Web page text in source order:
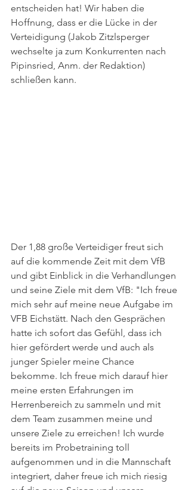
entscheiden hat! Wir haben die
Hoffnung, dass er die Lücke in der
Verteidigung (Jakob Zitzlsperger
wechselte ja zum Konkurrenten nach
Pipinsried, Anm. der Redaktion)
schließen kann.
Der 1,88 große Verteidiger freut sich
auf die kommende Zeit mit dem VfB
und gibt Einblick in die Verhandlungen
und seine Ziele mit dem VfB: "Ich freue
mich sehr auf meine neue Aufgabe im
VFB Eichstätt. Nach den Gesprächen
hatte ich sofort das Gefühl, dass ich
hier gefördert werde und auch als
junger Spieler meine Chance
bekomme. Ich freue mich darauf hier
meine ersten Erfahrungen im
Herrenbereich zu sammeln und mit
dem Team zusammen meine und
unsere Ziele zu erreichen! Ich wurde
bereits im Probetraining toll
aufgenommen und in die Mannschaft
integriert, daher freue ich mich riesig